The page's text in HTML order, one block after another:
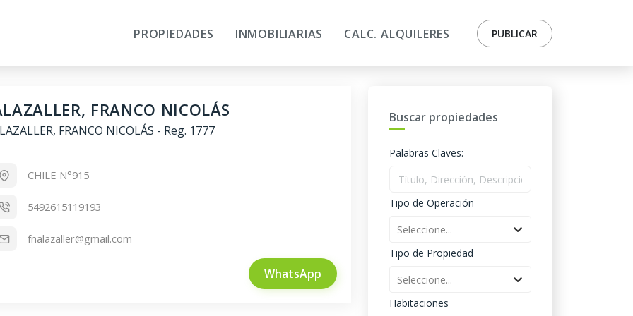
PROPIEDADES INMOBILIARIAS CALC. ALQUILERES PUBLICAR
FRANCO NICOLÁS
FRANCO NICOLÁS - Reg. 1777
CHILE N°915
5492615119193
fnalazaller@gmail.com
WhatsApp
Buscar propiedades
Palabras Claves:
Tipo de Operación
Seleccione...
Tipo de Propiedad
Seleccione...
Habitaciones